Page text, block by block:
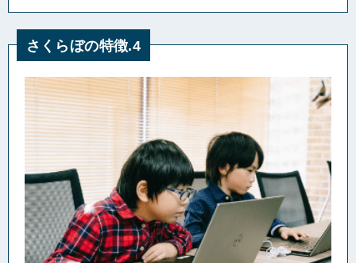
さくらぼの特徴.4